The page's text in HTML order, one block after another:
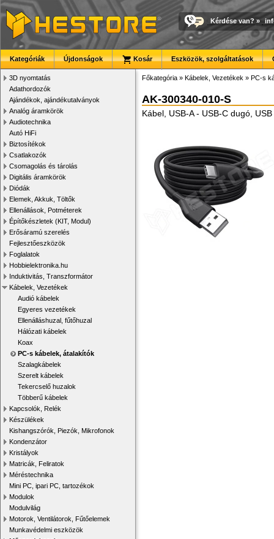
Kérdése van? »
Kategóriák Újdonságok Kosár Eszközök, szolgáltatások
3D nyomtatás
Adathordozók
Ajándékok, ajándékutalványok
Analóg áramkörök
Audiotechnika
Autó HiFi
Biztosítékok
Csatlakozók
Csomagolás és tárolás
Digitális áramkörök
Diódák
Elemek, Akkuk, Töltők
Ellenállások, Potméterek
Építőkészletek (KIT, Modul)
Erősáramú szerelés
Fejlesztőeszközök
Foglalatok
Hobbielektronika.hu
Induktivitás, Transzformátor
Kábelek, Vezetékek
Audió kábelek
Egyeres vezetékek
Ellenálláshuzal, fűtőhuzal
Hálózati kábelek
Koax
PC-s kábelek, átalakítók
Szalagkábelek
Szerelt kábelek
Tekercselő huzalok
Többerű kábelek
Kapcsolók, Relék
Készülékek
Kishangszórók, Piezók, Mikrofonok
Kondenzátor
Kristályok
Matricák, Feliratok
Méréstechnika
Mini PC, ipari PC, tartozékok
Modulok
Modulvilág
Motorok, Ventilátorok, Fűtőelemek
Munkavédelmi eszközök
Főkategória » Kábelek, Vezetékek » PC-s
AK-300340-010-S
Kábel, USB-A - USB-C dugó,